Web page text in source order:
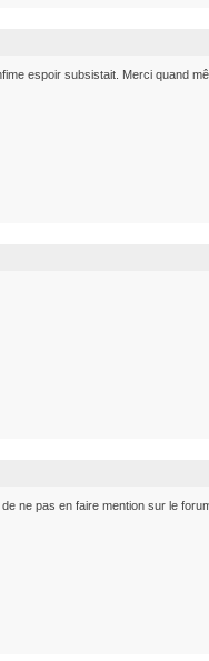
espoir subsistait. Merci quand
ne pas en faire mention sur le